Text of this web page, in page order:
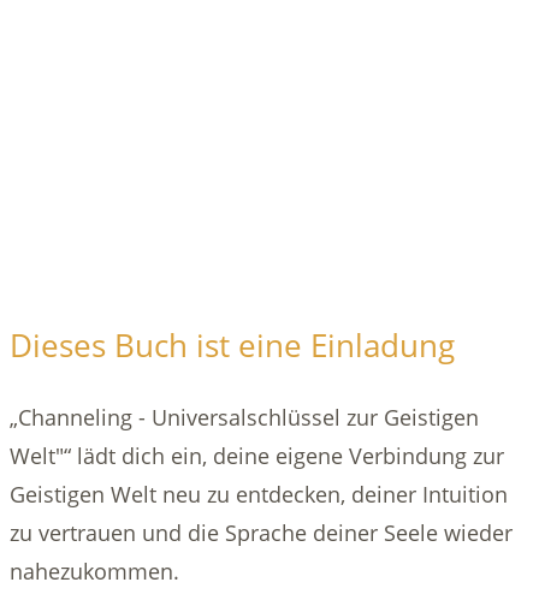
Dieses Buch ist eine Einladung
„Channeling - Universalschlüssel zur Geistigen
Welt"“ lädt dich ein, deine eigene Verbindung zur
Geistigen Welt neu zu entdecken, deiner Intuition
zu vertrauen und die Sprache deiner Seele wieder
nahezukommen.